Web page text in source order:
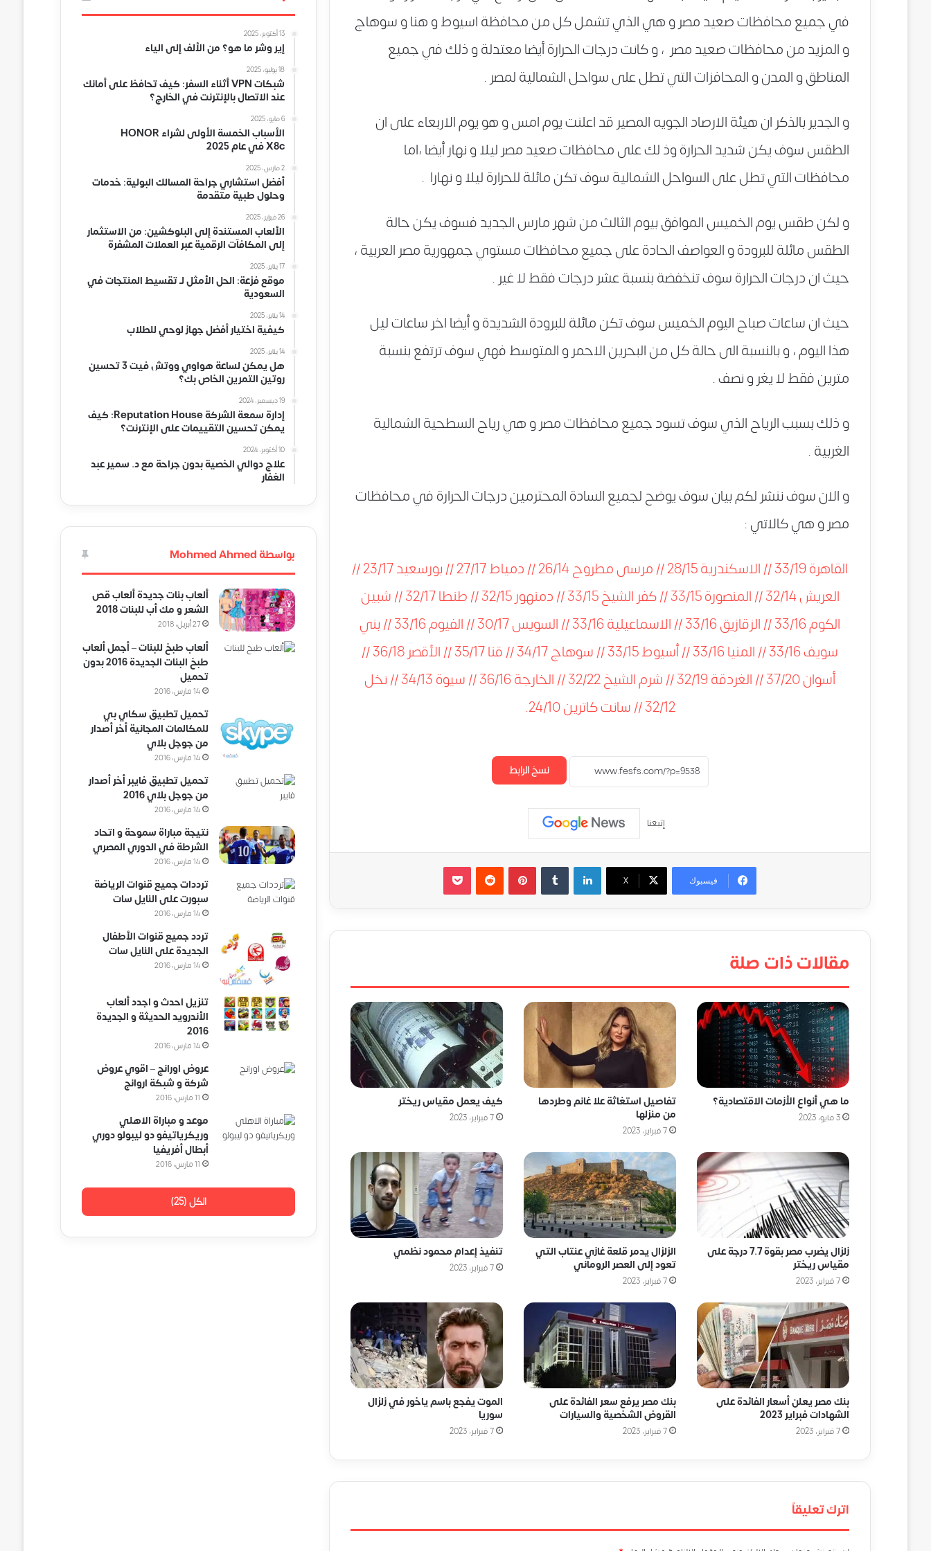
في جميع محافظات صعيد مصر و هي الذي تشمل كل من محافظة اسيوط و هنا و سوهاج
و المزيد من محافظات صعيد مصر ، و كانت درجات الحرارة أيضا معتدلة و ذلك في جميع
المناطق و المدن و المحافزات التي تطل على سواحل الشمالية لمصر .
و الجدير بالذكر ان هيئة الارصاد الجويه المصير قد اعلنت يوم امس و هو يوم الاربعاء على ان
الطقس سوف يكن شديد الحرارة وذ لك على محافظات صعيد مصر ليلا و نهار أيضا ،اما
محافظات التي تطل على السواحل الشمالية سوف تكن مائلة للحرارة ليلا و نهارا .
و لكن طقس يوم الخميس الموافق بيوم الثالث من شهر مارس الجديد فسوف يكن حالة
الطقس مائلة للبرودة و العواصف الحادة على جميع محافظات مستوي جمهورية مصر العربية ،
حيث ان درجات الحرارة سوف تنخفضة بنسبة عشر درجات فقط لا غير .
حيث ان ساعات صباح اليوم الخميس سوف تكن مائلة للبرودة الشديدة و أيضا اخر ساعات ليل
هذا اليوم ، و بالنسبة الى حالة كل من البحرين الاحمر و المتوسط فهي سوف ترتفع بنسبة
مترين فقط لا يغر و نصف .
و ذلك بسبب الرياح الذي سوف تسود جميع محافظات مصر و هي رياح السطحية الشمالية
الغربية .
و الان سوف ننشر لكم بيان سوف يوضح لجميع السادة المحترمين درجات الحرارة في محافظات
مصر و هي كالاتي :
القاهرة 33/19 // الاسكندرية 28/15 // مرسى مطروح 26/14 // دمياط 27/17 // بورسعيد 23/17 //
العريش 32/14 // المنصورة 33/15 // كفر الشيخ 33/15 // دمنهور 32/15 // طنطا 32/17 // شبين
الكوم 33/16 // الزقازيق 33/16 // الاسماعيلية 33/16 // السويس 30/17 // الفيوم 33/16 // بني
سويف 33/16 // المنيا 33/16 // أسيوط 33/15 // سوهاج 34/17 // قنا 35/17 // الأقصر 36/18 //
أسوان 37/20 // الغردقة 32/19 // شرم الشيخ 32/22 // الخارجة 36/16 // سيوة 34/13 // نخل
32/12 // سانت كاترين 24/10.
نسخ الرابط
إتبعنا
فيسبوك ‫X
لينكدإن ‏Tumblr بينتيريست ‏Reddit
‫Pocket
مقالات ذات صلة
ما هي أنواع الأزمات الاقتصادية؟
3 مايو، 2023
تفاصيل استغاثة علا غانم وطردها
من منزلها
7 فبراير، 2023
كيف يعمل مقياس ريختر
7 فبراير، 2023
زلزال يضرب مصر بقوة 7.7 درجة على
مقياس ريختر
7 فبراير، 2023
الزلزال يدمر قلعة غازي عنتاب التي
تعود إلى العصر الروماني
7 فبراير، 2023
تنفيذ إعدام محمود نظمي
7 فبراير، 2023
بنك مصر يعلن أسعار الفائدة على
الشهادات فبراير 2023
7 فبراير، 2023
بنك مصر يرفع سعر الفائدة على
القروض الشخصية والسيارات
7 فبراير، 2023
الموت يفجع باسم ياخور في زلزال
سوريا
7 فبراير، 2023
اترك تعليقاً
13 أكتوبر، 2025
إير وشر ما هو؟ من الألف إلى الياء
18 يوليو، 2025
شبكات VPN أثناء السفر: كيف تحافظ على أمانك
عند الاتصال بالإنترنت في الخارج؟
6 مايو، 2025
الأسباب الخمسة الأولى لشراء HONOR
X8c في عام 2025
2 مارس، 2025
أفضل استشاري جراحة المسالك البولية: خدمات
وحلول طبية متقدمة
26 فبراير، 2025
الألعاب المستندة إلى البلوكشين: من الاستثمار
إلى المكافآت الرقمية عبر العملات المشفرة
17 يناير، 2025
موقع فزعة: الحل الأمثل لـ تقسيط المنتجات في
السعودية
14 يناير، 2025
كيفية اختيار أفضل جهاز لوحي للطلاب
14 يناير، 2025
هل يمكن لساعة هواوي ووتش فيت 3 تحسين
روتين التمرين الخاص بك؟
19 ديسمبر، 2024
إدارة سمعة الشركة Reputation House: كيف
يمكن تحسين التقييمات على الإنترنت؟
10 أكتوبر، 2024
علاج دوالي الخصية بدون جراحة مع د. سمير عبد
الغفار
بواسطة Mohmed Ahmed
ألعاب بنات جديدة ألعاب قص
الشعر و مك أب للبنات 2018
27 أبريل، 2018
ألعاب طبخ للبنات – أجمل ألعاب
طبخ البنات الجديدة 2016 بدون
تحميل
14 مارس، 2016
تحميل تطبيق سكاي بي
للمكالمات المجانية أخر أصدار
من جوجل بلاي
14 مارس، 2016
تحميل تطبيق فايبر أخر أصدار
من جوجل بلاي 2016
14 مارس، 2016
نتيجة مباراة سموحة و اتحاد
الشرطة في الدوري المصري
14 مارس، 2016
ترددات جميع قنوات الرياضة
سبورت على النايل سات
14 مارس، 2016
تردد جميع قنوات الأطفال
الجديدة على النايل سات
14 مارس، 2016
تنزيل احدث و اجدد ألعاب
الأندرويد الحديثة و الجديدة
2016
14 مارس، 2016
عروض اورانج – اقوي عروض
شركة و شبكة اروانج
11 مارس، 2016
موعد و مباراة الاهلي
وريكرياتيفو دو ليبولو دوري
أبطال أفريفيا
11 مارس، 2016
الكل (25)